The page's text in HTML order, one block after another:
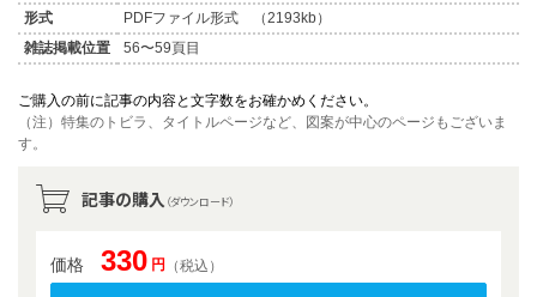
形式
PDFファイル形式 （2193kb）
雑誌掲載位置
56〜59頁目
ご購入の前に記事の内容と文字数をお確かめください。
（注）特集のトビラ、タイトルページなど、図案が中心のページもございま
す。
記事の購入 （ダウンロード）
価格 330 円 （税込）